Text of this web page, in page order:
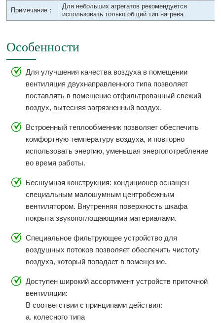
Примечание：
Для небольших агрегатов рекомендуется
использовать только общий тип нагрева.
Особенности
Для улучшения качества воздуха в помещении
вентиляция двухнаправленного типа позволяет
поставлять в помещение отфильтрованный свежий
воздух, вытесняя загрязненный воздух.
Встроенный теплообменник позволяет обеспечить
комфортную температуру воздуха, и повторно
использовать энергию, уменьшая энергопотребление
во время работы.
Бесшумная конструкция: кондиционер оснащен
специальным малошумным центробежным
вентилятором. Внутренняя поверхность шкафа
покрыта звукопоглощающими материалами.
Специальное фильтрующее устройство для
воздушных потоков позволяет обеспечить чистоту
воздуха, который попадает в помещение.
Доступен широкий ассортимент устройств приточной
вентиляции:
В соответствии с принципами действия:
a. колесного типа